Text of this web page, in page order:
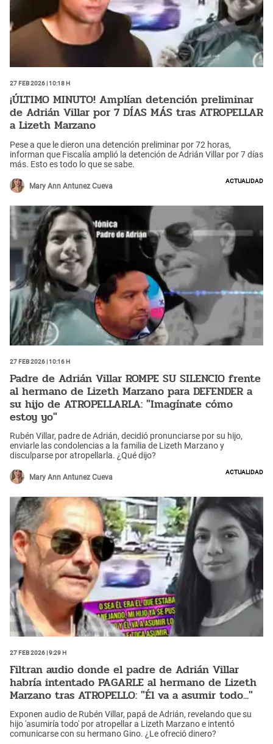
27 Feb 2026 | 10:18 h
¡ÚLTIMO MINUTO! Amplían detención preliminar
de Adrián Villar por 7 DÍAS MÁS tras ATROPELLAR
a Lizeth Marzano
Pese a que le dieron una detención preliminar por 72 horas,
informan que Fiscalía amplió la detención de Adrián Villar por 7 días
más. Esto es todo lo que se sabe.
Mary Ann Antunez Cueva
Actualidad
27 Feb 2026 | 10:16 h
Padre de Adrián Villar ROMPE SU SILENCIO frente
al hermano de Lizeth Marzano para DEFENDER a
su hijo de ATROPELLARLA: "Imagínate cómo
estoy yo"
Rubén Villar, padre de Adrián, decidió pronunciarse por su hijo,
enviarle las condolencias a la familia de Lizeth Marzano y
disculparse por atropellarla. ¿Qué dijo?
Mary Ann Antunez Cueva
Actualidad
27 Feb 2026 | 9:29 h
Filtran audio donde el padre de Adrián Villar
habría intentado PAGARLE al hermano de Lizeth
Marzano tras ATROPELLO: "Él va a asumir todo..."
Exponen audio de Rubén Villar, papá de Adrián, revelando que su
hijo 'asumiría todo' por atropellar a Lizeth Marzano e intentó
comunicarse con su hermano Gino. ¿Le ofreció dinero?